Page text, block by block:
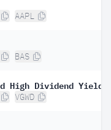
AAPL
BAS
VGWD